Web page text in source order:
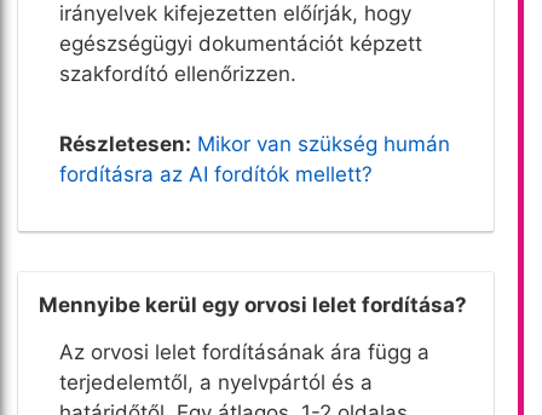
irányelvek kifejezetten előírják, hogy
egészségügyi dokumentációt képzett
szakfordító ellenőrizzen.
Részletesen: Mikor van szükség humán
fordításra az AI fordítók mellett?
Mennyibe kerül egy orvosi lelet fordítása?
Az orvosi lelet fordításának ára függ a
terjedelemtől, a nyelvpártól és a